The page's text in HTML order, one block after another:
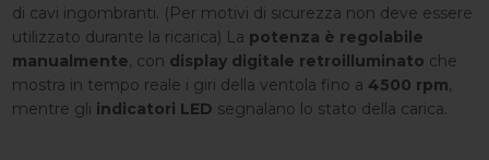
di cavi ingombranti. (Per motivi di sicurezza non deve essere
utilizzato durante la ricarica) La potenza è regolabile
manualmente, con display digitale retroilluminato che
mostra in tempo reale i giri della ventola fino a 4500 rpm,
mentre gli indicatori LED segnalano lo stato della carica.